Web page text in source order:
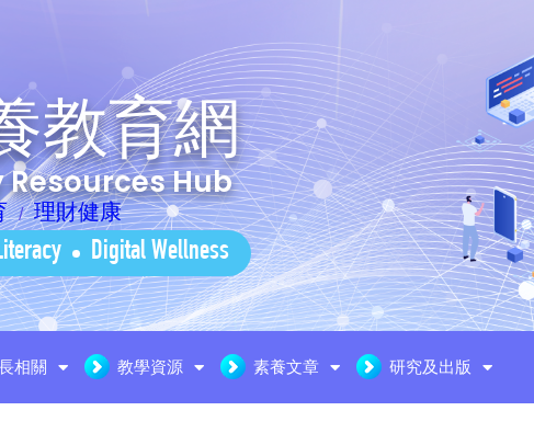
教育網
Hub
理財健康
Digital Wellness
相關 教學資源 素養文章 研究及出版